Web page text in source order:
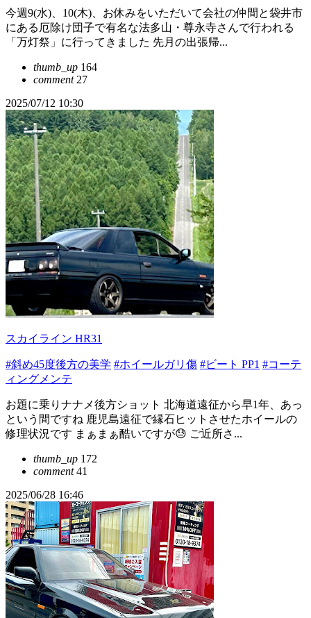
今週9(水)、10(木)、お休みをいただいて会社の仲間と袋井市
にある厄除け団子で有名な法多山・尊永寺さんで行われる
「万灯祭」に行ってきました 先月の出張帰...
thumb_up 164
comment27
2025/07/12 10:30
スカイライン HR31
#斜め45度後方の美学 #ホイールガリ傷 #ビート PP1 #コーテ
ィングメンテ
お題に乗りナナメ後方ショット 北海道遠征から早1年、あっ
という間ですね 鹿児島遠征で縁石ヒットさせたホイールの
修理状況です まぁまぁ酷いですが😓 ご近所さ...
thumb_up 172
comment41
2025/06/28 16:46